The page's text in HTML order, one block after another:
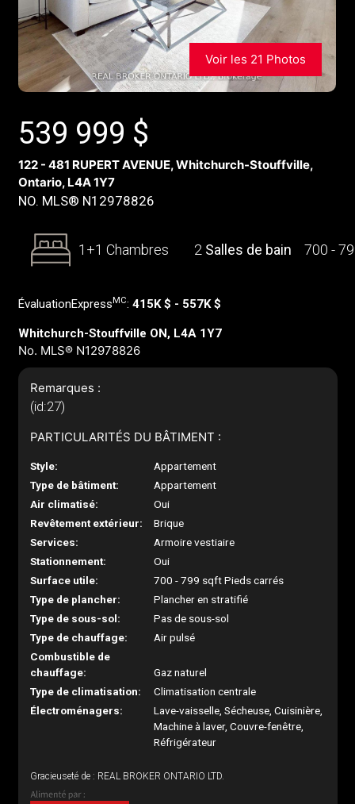
Voir les 21 Photos
539 999 $
122 - 481 RUPERT AVENUE, Whitchurch-Stouffville,
Ontario, L4A 1Y7
NO. MLS® N12978826
1+1 Chambres 2 Salles de bain 700 -
ÉvaluationExpress MC: 415K $ - 557K $
Whitchurch-Stouffville ON, L4A 1Y7
No. MLS® N12978826
Remarques :
(id:27)
PARTICULARITÉS DU BÂTIMENT :
Style:
Appartement
Type de bâtiment:
Appartement
Air climatisé:
Oui
Revêtement extérieur:
Brique
Services:
Armoire vestiaire
Stationnement:
Oui
Surface utile:
700 - 799 sqft Pieds carrés
Type de plancher:
Plancher en stratifié
Type de sous-sol:
Pas de sous-sol
Type de chauffage:
Air pulsé
Combustible de
chauffage:
Gaz naturel
Type de climatisation:
Climatisation centrale
Électroménagers:
Lave-vaisselle, Sécheuse, Cuisinière,
Machine à laver, Couvre-fenêtre,
Réfrigérateur
Gracieuseté de : REAL BROKER ONTARIO LTD.